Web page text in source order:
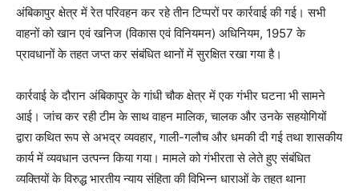
अंबिकापुर क्षेत्र में रेत परिवहन कर रहे तीन टिप्परों पर कार्रवाई की गई। सभी
वाहनों को खान एवं खनिज (विकास एवं विनियमन) अधिनियम, 1957 के
प्रावधानों के तहत जप्त कर संबंधित थानों में सुरक्षित रखा गया है।
कार्रवाई के दौरान अंबिकापुर के गांधी चौक क्षेत्र में एक गंभीर घटना भी सामने
आई। जांच कर रही टीम के साथ वाहन मालिक, चालक और उनके सहयोगियों
द्वारा कथित रूप से अभद्र व्यवहार, गाली-गलौच और धमकी दी गई तथा शासकीय
कार्य में व्यवधान उत्पन्न किया गया। मामले को गंभीरता से लेते हुए संबंधित
व्यक्तियों के विरुद्ध भारतीय न्याय संहिता की विभिन्न धाराओं के तहत थाना